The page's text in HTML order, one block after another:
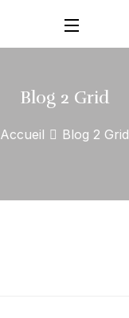
Blog 2 Grid
Accueil Blog 2 Grid